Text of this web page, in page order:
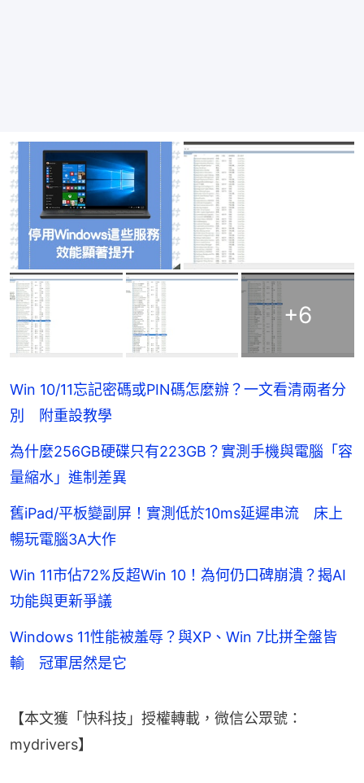
+6
Win 10/11忘記密碼或PIN碼怎麼辦？一文看清兩者分
別 附重設教學
為什麼256GB硬碟只有223GB？實測手機與電腦「容
量縮水」進制差異
舊iPad/平板變副屏！實測低於10ms延遲串流 床上
暢玩電腦3A大作
Win 11市佔72%反超Win 10！為何仍口碑崩潰？揭AI
功能與更新爭議
Windows 11性能被羞辱？與XP、Win 7比拼全盤皆
輸 冠軍居然是它
【本文獲「快科技」授權轉載，微信公眾號：
mydrivers】